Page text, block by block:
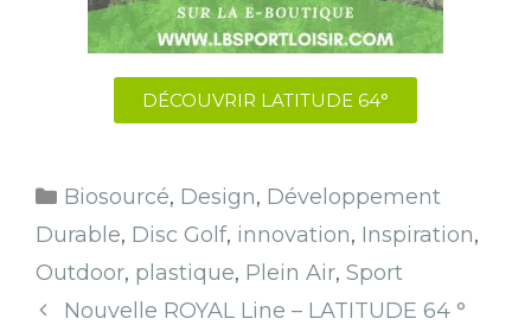
DÉCOUVRIR LATITUDE 64°
Biosourcé, Design, Développement
Durable, Disc Golf, innovation, Inspiration,
Outdoor, plastique, Plein Air, Sport
Nouvelle ROYAL Line – LATITUDE 64 °